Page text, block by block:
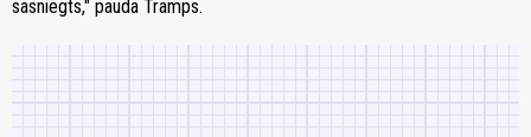
sasniegts," pauda Tramps.